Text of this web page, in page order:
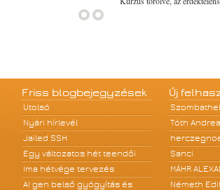
Friss blogbejegyzések
Utolsó
Nyári hírlevél
Jailed SSH
Egy változatos hét teendői
Ima hétvége tervezés
A! gen belső gyógyítás és
Új
Tóth Andrea
Sanci
MÁHR
Németh